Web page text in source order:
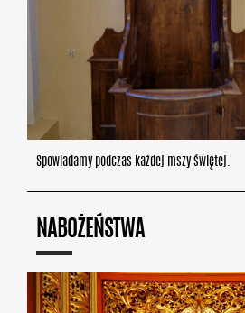
Spowiadamy podczas każdej mszy świętej.
NABOŻEŃSTWA